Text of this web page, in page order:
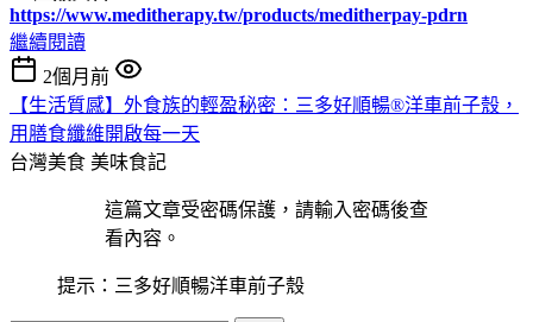
https://www.meditherapy.tw/products/meditherpay-pdrn
繼續閱讀
2個月前
【生活質感】外食族的輕盈秘密：三多好順暢®洋車前子殼，
用膳食纖維開啟每一天
台灣美食 美味食記
這篇文章受密碼保護，請輸入密碼後查
看內容。
提示：三多好順暢洋車前子殼